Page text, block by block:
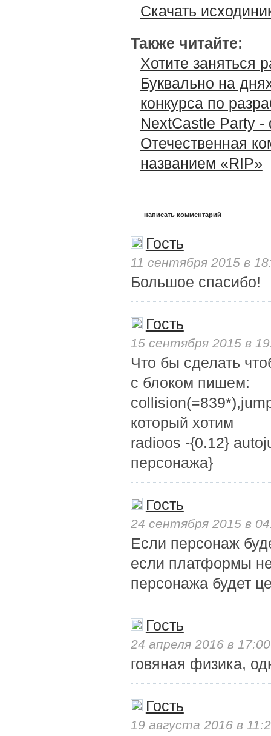
Скачать
Также читайте:
Хотите заняться
Буквально на
конкурса по
NextCastle Party -
Отечественная
названием «RIP»
написать комментарий
Гость
11 сентября 2015 в
Большое спасибо!
Гость
15 сентября 2015 в
Что бы сделать
с блоком пишем:
который хотим
radioos -{0.12}
персонажа}
Гость
24 сентября 2015 в
Если персонаж
если платформы не
персонажа будет
Гость
24 апреля 2016 в 17:00
говяная физика,
Гость
19 августа 2016 в